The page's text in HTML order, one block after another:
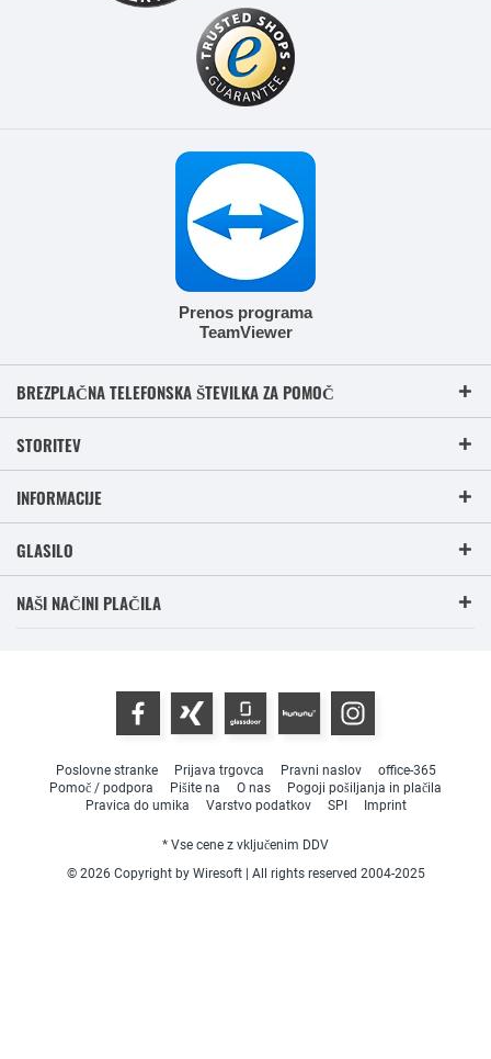
Prenos programa
TeamViewer
BREZPLAČNA TELEFONSKA ŠTEVILKA ZA POMOČ
STORITEV
INFORMACIJE
GLASILO
NAŠI NAČINI PLAČILA
Poslovne stranke Prijava trgovca Pravni naslov
office-365
Pomoč / podpora
Pišite na O nas
Pogoji pošiljanja in plačila
Pravica do umika
Varstvo podatkov SPI Imprint
* Vse cene z vključenim DDV
© 2026 Copyright by Wiresoft | All rights reserved 2004-2025